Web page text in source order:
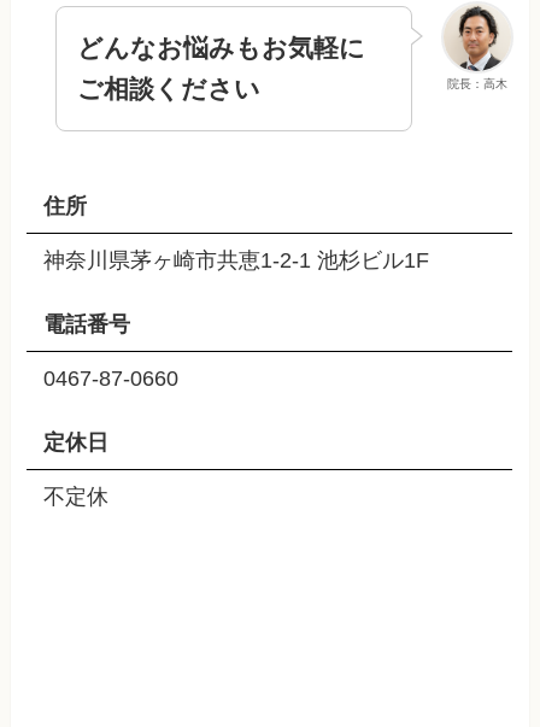
院長：高木
どんなお悩みもお気軽に
ご相談ください
住所
神奈川県茅ヶ崎市共恵1-2-1 池杉ビル1F
電話番号
0467-87-0660
定休日
不定休